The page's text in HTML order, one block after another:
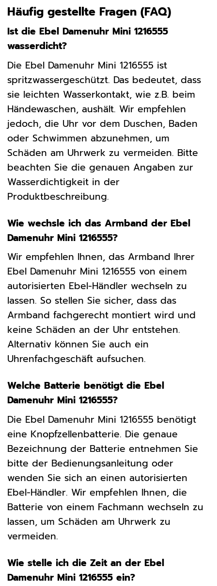
Häufig gestellte Fragen (FAQ)
Ist die Ebel Damenuhr Mini 1216555
wasserdicht?
Die Ebel Damenuhr Mini 1216555 ist
spritzwassergeschützt. Das bedeutet, dass
sie leichten Wasserkontakt, wie z.B. beim
Händewaschen, aushält. Wir empfehlen
jedoch, die Uhr vor dem Duschen, Baden
oder Schwimmen abzunehmen, um
Schäden am Uhrwerk zu vermeiden. Bitte
beachten Sie die genauen Angaben zur
Wasserdichtigkeit in der
Produktbeschreibung.
Wie wechsle ich das Armband der Ebel
Damenuhr Mini 1216555?
Wir empfehlen Ihnen, das Armband Ihrer
Ebel Damenuhr Mini 1216555 von einem
autorisierten Ebel-Händler wechseln zu
lassen. So stellen Sie sicher, dass das
Armband fachgerecht montiert wird und
keine Schäden an der Uhr entstehen.
Alternativ können Sie auch ein
Uhrenfachgeschäft aufsuchen.
Welche Batterie benötigt die Ebel
Damenuhr Mini 1216555?
Die Ebel Damenuhr Mini 1216555 benötigt
eine Knopfzellenbatterie. Die genaue
Bezeichnung der Batterie entnehmen Sie
bitte der Bedienungsanleitung oder
wenden Sie sich an einen autorisierten
Ebel-Händler. Wir empfehlen Ihnen, die
Batterie von einem Fachmann wechseln zu
lassen, um Schäden am Uhrwerk zu
vermeiden.
Wie stelle ich die Zeit an der Ebel
Damenuhr Mini 1216555 ein?